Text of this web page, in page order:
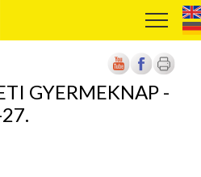
GYERMEKNAP -